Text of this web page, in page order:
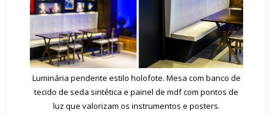
Luminária pendente estilo holofote. Mesa com banco de
tecido de seda sintética e painel de mdf com pontos de
luz que valorizam os instrumentos e posters.